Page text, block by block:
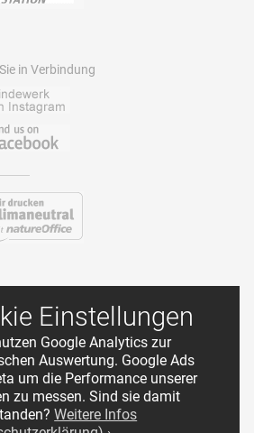
Einstellungen
Google Analytics zur
Auswertung. Google Ads
um die Performance unserer
zu messen. Sind sie damit
Weitere Infos
in Verbindung
Login